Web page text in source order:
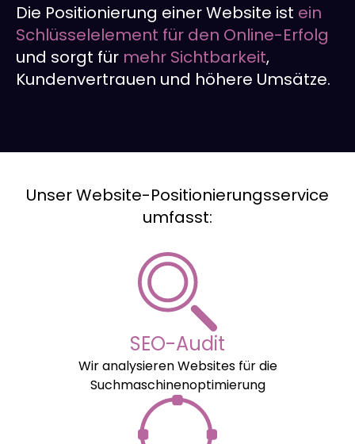
Die Positionierung einer Website ist ein
Schlüsselelement für den Online-Erfolg
und sorgt für mehr Sichtbarkeit,
Kundenvertrauen und höhere Umsätze.
Unser Website-Positionierungsservice
umfasst:
SEO-Audit
Wir analysieren Websites für die
Suchmaschinenoptimierung